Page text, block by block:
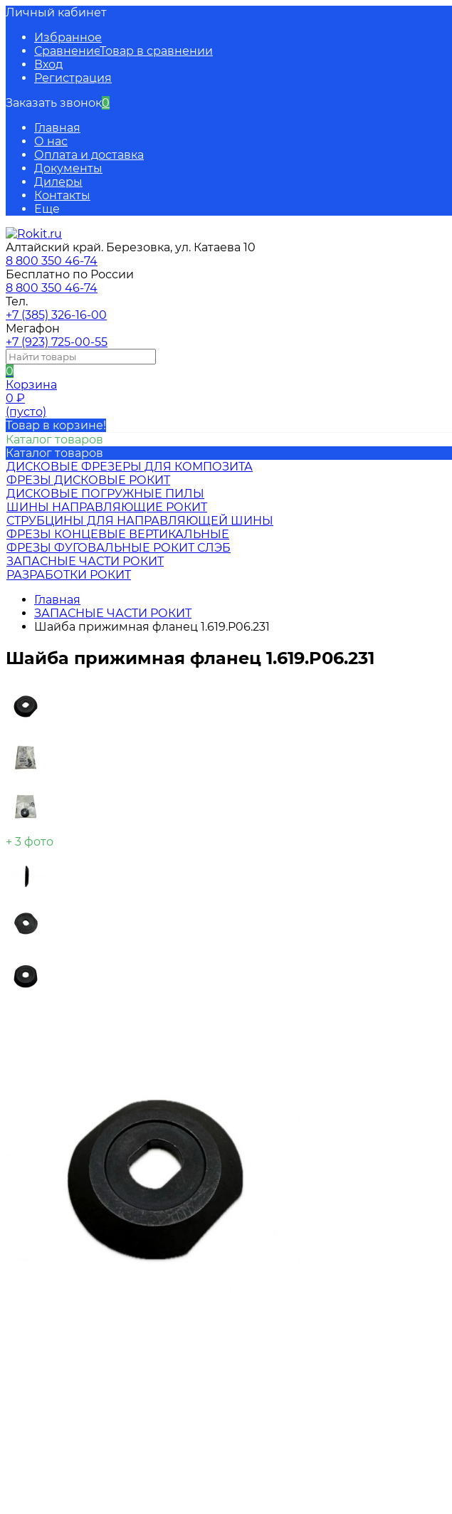
Личный кабинет
Избранное
СравнениеТовар в сравнении
Вход
Регистрация
Заказать звонок0
Главная
О нас
Оплата и доставка
Документы
Дилеры
Контакты
Еще
Алтайский край. Березовка, ул. Катаева 10
8 800 350 46-74
Бесплатно по России
8 800 350 46-74
Тел.
+7 (385) 326-16-00
Мегафон
+7 (923) 725-00-55
0
Корзина
0 ₽
(пусто)
Товар в корзине!
Каталог товаров
Каталог товаров
ДИСКОВЫЕ ФРЕЗЕРЫ ДЛЯ КОМПОЗИТА
ФРЕЗЫ ДИСКОВЫЕ РОКИТ
ДИСКОВЫЕ ПОГРУЖНЫЕ ПИЛЫ
ШИНЫ НАПРАВЛЯЮЩИЕ РОКИТ
СТРУБЦИНЫ ДЛЯ НАПРАВЛЯЮЩЕЙ ШИНЫ
ФРЕЗЫ КОНЦЕВЫЕ ВЕРТИКАЛЬНЫЕ
ФРЕЗЫ ФУГОВАЛЬНЫЕ РОКИТ СЛЭБ
ЗАПАСНЫЕ ЧАСТИ РОКИТ
РАЗРАБОТКИ РОКИТ
Главная
ЗАПАСНЫЕ ЧАСТИ РОКИТ
Шайба прижимная фланец 1.619.P06.231
Шайба прижимная фланец 1.619.P06.231
+ 3 фото